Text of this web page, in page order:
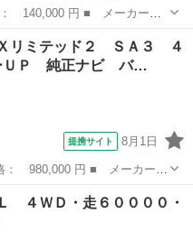
■ グレード名： Ｘ ＡＴ
グストップ プッシュスタ
リミテッド２ ＳＡ３ ４
ＵＰ 純正ナビ バ…
提携サイト 8月1日
グレード名： Ｘリミテッ
純正ナビ バックカメラ
４ＷＤ・走６００００・